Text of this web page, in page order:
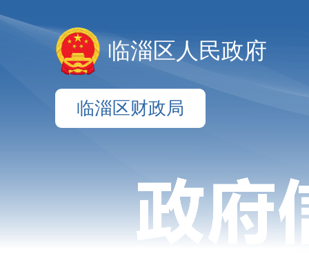
临淄区人民政府
临淄区财政局